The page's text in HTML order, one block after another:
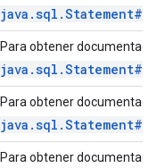
Para obtener
Para obtener
Para obtener